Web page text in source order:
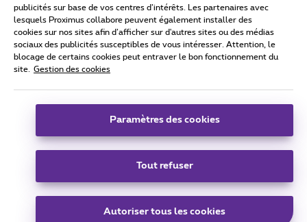
Tous droits réservés. © 2026 Proximus
Conditions générales, info consommateur
Coordonnées de l’entreprise
Boulevard du Roi Albert II 27 - B-1030 Bruxelles.
Carrier & Wholesale Solutions
|Telindus
publicités sur base de vos centres d’intérêts. Les partenaires avec
lesquels Proximus collabore peuvent également installer des
cookies sur nos sites afin d’afficher sur d'autres sites ou des médias
sociaux des publicités susceptibles de vous intéresser. Attention, le
blocage de certains cookies peut entraver le bon fonctionnement du
site.
Gestion des cookies
Paramètres des cookies
Tout refuser
Autoriser tous les cookies